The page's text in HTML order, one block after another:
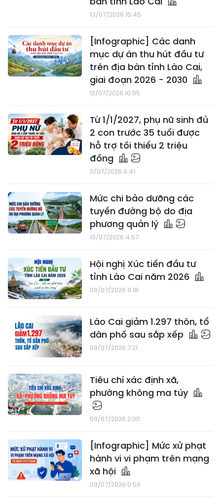
13/07/2026 15:45
[Infographic] Các danh
mục dự án thu hút đầu tư
trên địa bàn tỉnh Lào Cai,
giai đoạn 2026 - 2030
12/07/2026 10:05
Từ 1/1/2027, phụ nữ sinh đủ
2 con trước 35 tuổi được
hỗ trợ tối thiểu 2 triệu
đồng
11/07/2026 0:41
Mức chi bảo dưỡng các
tuyến đường bộ do địa
phương quản lý
10/07/2026 4:57
Hội nghị Xúc tiến đầu tư
tỉnh Lào Cai năm 2026
09/07/2026 9:18
Lào Cai giảm 1.297 thôn, tổ
dân phố sau sắp xếp
09/07/2026 7:21
Tiêu chí xác định xã,
phường không ma túy
09/07/2026 2:00
[Infographic] Mức xử phạt
hành vi vi phạm trên mạng
xã hội
09/07/2026 0:56